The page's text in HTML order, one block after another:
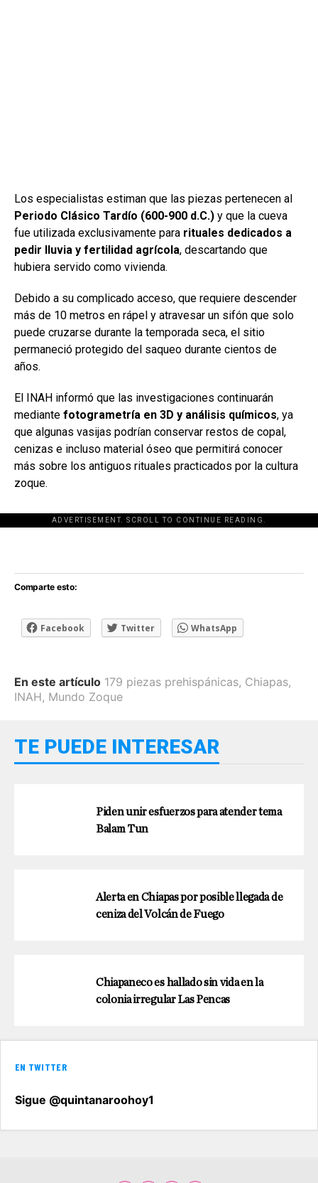
Los especialistas estiman que las piezas pertenecen al
Periodo Clásico Tardío (600-900 d.C.) y que la cueva
fue utilizada exclusivamente para rituales dedicados a
pedir lluvia y fertilidad agrícola, descartando que
hubiera servido como vivienda.
Debido a su complicado acceso, que requiere descender
más de 10 metros en rápel y atravesar un sifón que solo
puede cruzarse durante la temporada seca, el sitio
permaneció protegido del saqueo durante cientos de
años.
El INAH informó que las investigaciones continuarán
mediante fotogrametría en 3D y análisis químicos, ya
que algunas vasijas podrían conservar restos de copal,
cenizas e incluso material óseo que permitirá conocer
más sobre los antiguos rituales practicados por la cultura
zoque.
ADVERTISEMENT. SCROLL TO CONTINUE READING.
[adsforwp id="243463"]
Comparte esto:
Facebook Twitter WhatsApp
En este artículo 179 piezas prehispánicas, Chiapas,
INAH, Mundo Zoque
TE PUEDE INTERESAR
Piden unir esfuerzos para atender tema
Balam Tun
Alerta en Chiapas por posible llegada de
ceniza del Volcán de Fuego
Chiapaneco es hallado sin vida en la
colonia irregular Las Pencas
EN TWITTER
Sigue @quintanaroohoy1